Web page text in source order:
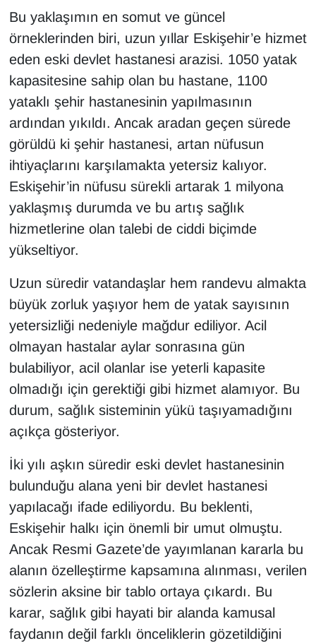
Bu yaklaşımın en somut ve güncel
örneklerinden biri, uzun yıllar Eskişehir’e hizmet
eden eski devlet hastanesi arazisi. 1050 yatak
kapasitesine sahip olan bu hastane, 1100
yataklı şehir hastanesinin yapılmasının
ardından yıkıldı. Ancak aradan geçen sürede
görüldü ki şehir hastanesi, artan nüfusun
ihtiyaçlarını karşılamakta yetersiz kalıyor.
Eskişehir’in nüfusu sürekli artarak 1 milyona
yaklaşmış durumda ve bu artış sağlık
hizmetlerine olan talebi de ciddi biçimde
yükseltiyor.
Uzun süredir vatandaşlar hem randevu almakta
büyük zorluk yaşıyor hem de yatak sayısının
yetersizliği nedeniyle mağdur ediliyor. Acil
olmayan hastalar aylar sonrasına gün
bulabiliyor, acil olanlar ise yeterli kapasite
olmadığı için gerektiği gibi hizmet alamıyor. Bu
durum, sağlık sisteminin yükü taşıyamadığını
açıkça gösteriyor.
İki yılı aşkın süredir eski devlet hastanesinin
bulunduğu alana yeni bir devlet hastanesi
yapılacağı ifade ediliyordu. Bu beklenti,
Eskişehir halkı için önemli bir umut olmuştu.
Ancak Resmi Gazete’de yayımlanan kararla bu
alanın özelleştirme kapsamına alınması, verilen
sözlerin aksine bir tablo ortaya çıkardı. Bu
karar, sağlık gibi hayati bir alanda kamusal
faydanın değil farklı önceliklerin gözetildiğini